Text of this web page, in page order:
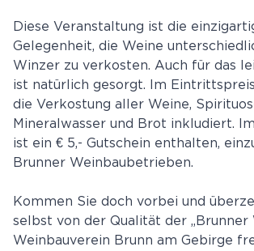
Diese Veranstaltung ist die
Gelegenheit, die Weine
Winzer zu verkosten. Auch für das
ist natürlich gesorgt. Im
die Verkostung aller Weine,
Mineralwasser und Brot inkludiert.
ist ein € 5,- Gutschein enthalten,
Brunner Weinbaubetrieben.
Kommen Sie doch vorbei und
selbst von der Qualität der „Brunner
Weinbauverein Brunn am Gebirge